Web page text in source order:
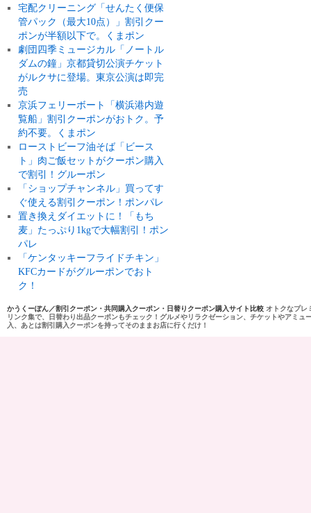
宅配クリーニング「せんたく便保
管パック（最大10点）」割引クー
ポンが半額以下で。くまポン
劇団四季ミュージカル「ノートル
ダムの鐘」京都貸切公演チケット
がルクサに登場。東京公演は即完
売
京浜フェリーボート「横浜港内遊
覧船」割引クーポンがおトク。予
約不要。くまポン
ローストビーフ油そば「ビース
ト」肉ご飯セットがクーポン購入
で割引！グルーポン
「ショップチャンネル」買ってす
ぐ使える割引クーポン！ポンパレ
置き換えダイエットに！「もち
麦」たっぷり1kgで大幅割引！ポン
パレ
「ケンタッキーフライドチキン」
KFCカードがグルーポンでおト
ク！
かうくーぽん／割引クーポン・共同購入クーポン・日替りクーポン購入サイト比較 オトクなプレ
リンク集で、日替わり出品クーポンもチェック！グルメやリラクゼーション、チケットやアミ
入、あとは割引購入クーポンを持ってそのままお店に行くだけ！